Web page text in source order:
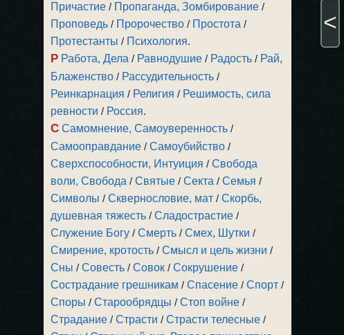
Причастие / Пропаганда, Зомбирование /
Проповедь / Пророчество / Простота /
Протестанты / Психология.
Р Работа, Дела / Равнодушие / Радость / Рай,
Блаженство / Рассудительность /
Реинкарнация / Религия / Решимость, сила
ревности / Россия.
С Самомнение, Самоуверенность /
Самооправдание /Самоубийство /
Сверхспособности, Интуиция /Свобода
воли, Свобода /Святые /Секта /Семья /
Символы /Сквернословие, мат /Скорбь,
душевная тяжесть /Сладострастие /
Служение Богу /Смерть /Смех, Шутки /
Смирение, кротость /Смысл и цель жизни /
Сны /Совесть /Совок /Сокрушение /
Сострадание грешникам /Спасение /Спорт /
Споры /Старообрядцы /Стоп войне /
Страдание /Страсти /Страсти телесные /
<